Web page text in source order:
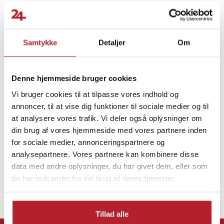
Samtykke Detaljer Om
Denne hjemmeside bruger cookies
Vi bruger cookies til at tilpasse vores indhold og
annoncer, til at vise dig funktioner til sociale medier og til
at analysere vores trafik. Vi deler også oplysninger om
din brug af vores hjemmeside med vores partnere inden
for sociale medier, annonceringspartnere og
analysepartnere. Vores partnere kan kombinere disse
data med andre oplysninger, du har givet dem, eller som
de har indsamlet fra din brug af deres tjenester.
Tillad alle
Den indbyggede trådløse opladningsplade og USB-stikket gør
trådløst, mens du har mulighed for at oplade en ekstra enhed via
USB. Perfekt til dem, der ønsker en praktisk løsning til både
belysning og opladning.
Materialevalg, der sikrer holdbarhed og elegance
Lampen er fremstillet af robust aluminium og akryl og kombinerer
holdbarhed med et moderne look, der passer til de fleste
indretningsstile. Materialerne giver både et holdbart ydre og
effektiv varmestyring for langvarig brug og stabil ydeevne.
Nem installation og brugervenlighed
der omfatter boring af huller, fastgørelse med skruer og tilslutning
af ledninger. Den er både praktisk og æstetisk tiltalende, hvilket
Finde gode tilbud
Belysning
Hjemmeelektronik